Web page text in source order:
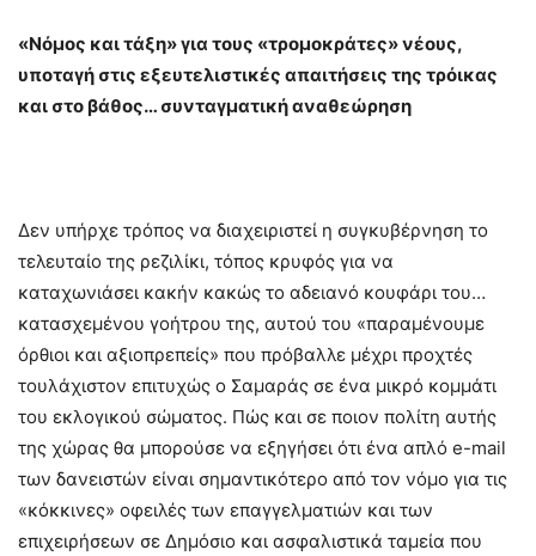
«Νόμος και τάξη» για τους «τρομοκράτες» νέους,
υποταγή στις εξευτελιστικές απαιτήσεις της τρόικας
και στο βάθος… συνταγματική αναθεώρηση
Δεν υπήρχε τρόπος να διαχειριστεί η συγκυβέρνηση το
τελευταίο της ρεζιλίκι, τόπος κρυφός για να
καταχωνιάσει κακήν κακώς το αδειανό κουφάρι του…
κατασχεμένου γοήτρου της, αυτού του «παραμένουμε
όρθιοι και αξιοπρεπείς» που πρόβαλλε μέχρι προχτές
τουλάχιστον επιτυχώς ο Σαμαράς σε ένα μικρό κομμάτι
του εκλογικού σώματος. Πώς και σε ποιον πολίτη αυτής
της χώρας θα μπορούσε να εξηγήσει ότι ένα απλό e-mail
των δανειστών είναι σημαντικότερο από τον νόμο για τις
«κόκκινες» οφειλές των επαγγελματιών και των
επιχειρήσεων σε Δημόσιο και ασφαλιστικά ταμεία που